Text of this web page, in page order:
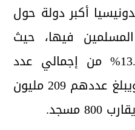
أكبر دولة حول
فيها، حيث
يتمركز فيها حوالي 13.1% من إجمالي عدد
المسلمين حول العالم، ويبلغ عددهم 209 مليون
مسجد.